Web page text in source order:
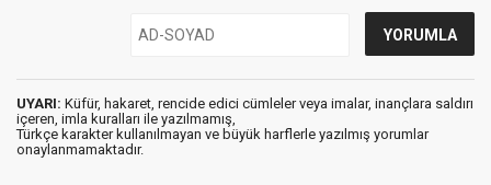
UYARI: Küfür, hakaret, rencide edici cümleler veya imalar, inançlara saldırı
içeren, imla kuralları ile yazılmamış,
Türkçe karakter kullanılmayan ve büyük harflerle yazılmış yorumlar
onaylanmamaktadır.